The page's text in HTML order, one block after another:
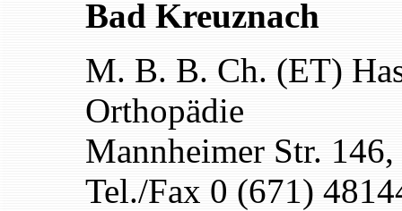
Bad Kreuznach
M. B. B. Ch. (ET)
Orthopädie
Mannheimer Str.
Tel./Fax 0 (671)